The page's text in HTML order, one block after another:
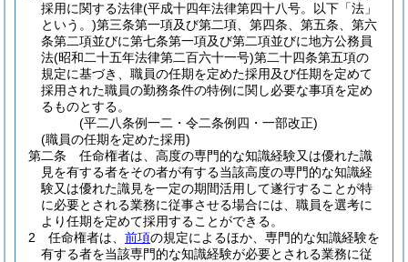
採用に関する法律(平成十四年法律第四十八号。以下「法」
という。)第三条第一項及び第二項、第四条、第五条、第六
条第二項並びに第七条第一項及び第二項並びに地方公務員
法(昭和二十五年法律第二百六十一号)第二十四条第五項の
規定に基づき、職員の任期を定めた採用及び任期を定めて
採用された職員の勤務条件の特例に関し必要な事項を定め
るものとする。
(平二八条例一二・令二条例四・一部改正)
(職員の任期を定めた採用)
第二条
任命権者は、高度の専門的な知識経験又は優れた識
見を有する者をその者が有する当該高度の専門的な知識経
験又は優れた識見を一定の期間活用して遂行することが特
に必要とされる業務に従事させる場合には、職員を選考に
より任期を定めて採用することができる。
2
任命権者は、 前項の規定によるほか、専門的な知識経験を
有する者を当該専門的な知識経験が必要とされる業務に従